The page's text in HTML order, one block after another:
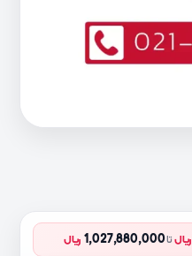
ریالتا1,027,880,000 ریال